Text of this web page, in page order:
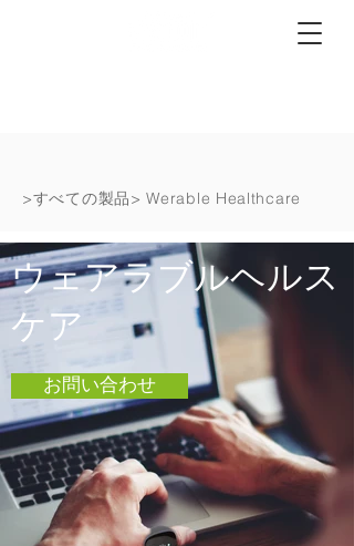
>すべての製品>Werable Healthcare
ウェアラブルヘルス
ケア
お問い合わせ